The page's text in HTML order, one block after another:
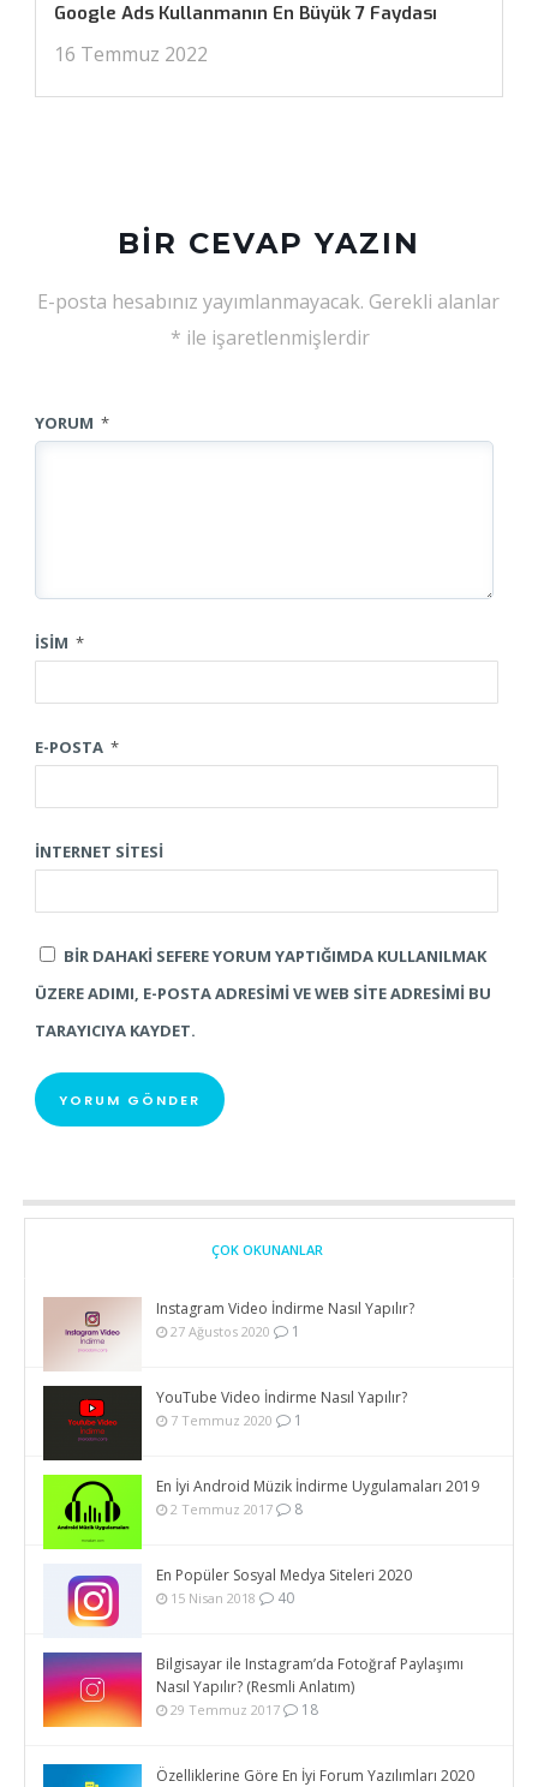
Google Ads Kullanmanın En Büyük 7 Faydası
16 Temmuz 2022
BIR CEVAP YAZIN
E-posta hesabınız yayımlanmayacak. Gerekli alanlar
* ile işaretlenmişlerdir
YORUM *
İSIM *
E-POSTA *
İNTERNET SITESI
BIR DAHAKI SEFERE YORUM YAPTIĞIMDA KULLANILMAK
ÜZERE ADIMI, E-POSTA ADRESIMI VE WEB SITE ADRESIMI BU
TARAYICIYA KAYDET.
ÇOK OKUNANLAR
Instagram Video İndirme Nasıl Yapılır?
27 Ağustos 2020 1
YouTube Video İndirme Nasıl Yapılır?
7 Temmuz 2020 1
En İyi Android Müzik İndirme Uygulamaları 2019
2 Temmuz 2017 8
En Popüler Sosyal Medya Siteleri 2020
15 Nisan 2018 40
Bilgisayar ile Instagram’da Fotoğraf Paylaşımı
Nasıl Yapılır? (Resmli Anlatım)
29 Temmuz 2017 18
Özelliklerine Göre En İyi Forum Yazılımları 2020